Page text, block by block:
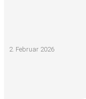
2. Februar 2026